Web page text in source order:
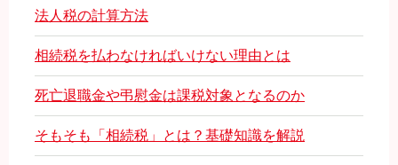
法人税の計算方法
相続税を払わなければいけない理由とは
死亡退職金や弔慰金は課税対象となるのか
そもそも「相続税」とは？基礎知識を解説